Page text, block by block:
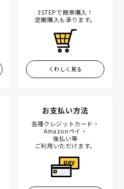
3STEPで簡単購入！
定期購入も承ります。
くわしく見る
お支払い方法
各種クレジットカード・
Amazonペイ・
後払い等
ご利用いただけます。